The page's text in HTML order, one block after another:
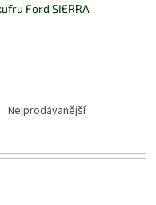
Ford SIERRA
Nejprodávanější